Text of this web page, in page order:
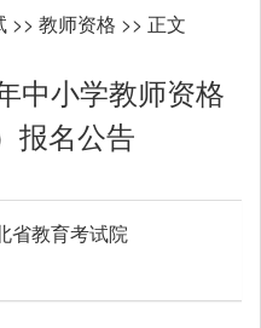
>> 教师资格 >> 正文
中小学教师资格
报名公告
省教育考试院